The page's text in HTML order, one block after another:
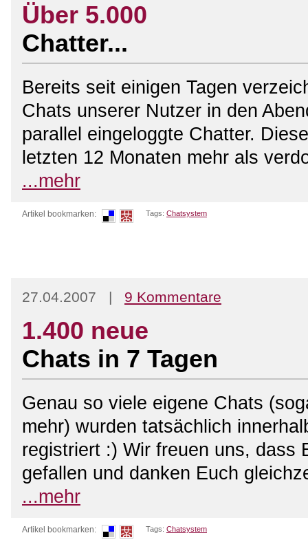
Über 5.000
Chatter...
Bereits seit einigen Tagen
Chats unserer Nutzer in den
parallel eingeloggte Chatter.
letzten 12 Monaten mehr als
...mehr
Artikel bookmarken: Tags: Chatsystem
27.04.2007 | 9 Kommentare
1.400 neue
Chats in 7 Tagen
Genau so viele eigene Chats
mehr) wurden tatsächlich
registriert :) Wir freuen uns, dass
gefallen und danken Euch
...mehr
Artikel bookmarken: Tags: Chatsystem